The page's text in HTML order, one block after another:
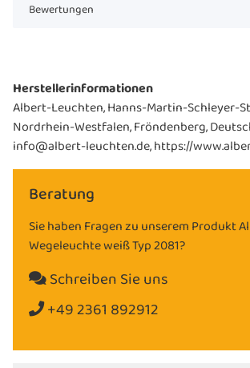
Bewertungen
Herstellerinformationen
Albert-Leuchten, Hanns-Martin-Schleyer-
Nordrhein-Westfalen, Fröndenberg,
info@albert-leuchten.de, https://
Beratung
Sie haben Fragen zu unserem Produkt
Wegeleuchte weiß Typ 2081?
Schreiben Sie uns
+49 2361 892912